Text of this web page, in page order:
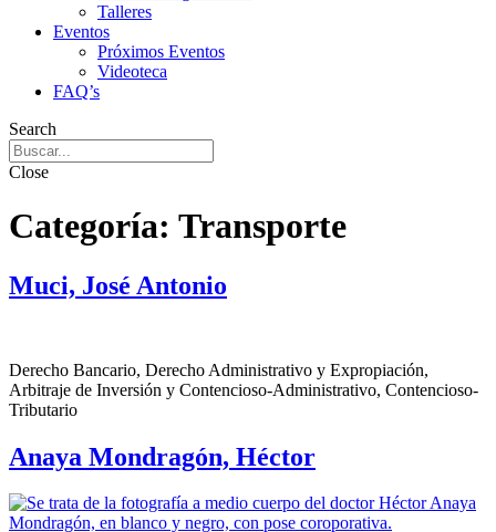
Talleres
Eventos
Próximos Eventos
Videoteca
FAQ’s
Search
Close
Categoría: Transporte
Muci, José Antonio
Derecho Bancario, Derecho Administrativo y Expropiación,
Arbitraje de Inversión y Contencioso-Administrativo, Contencioso-
Tributario
Anaya Mondragón, Héctor